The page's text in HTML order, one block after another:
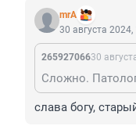
mrA
30 августа 2024,
26592706630
слава богу,